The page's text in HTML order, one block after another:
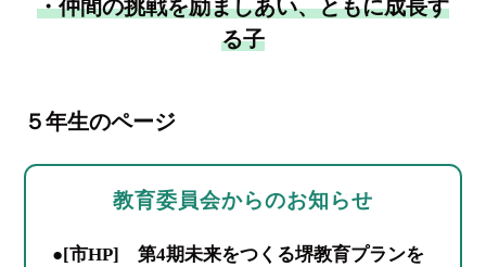
・仲間の挑戦を励ましあい、ともに成長す
る子
５年生のページ
教育委員会からのお知らせ
●[市HP] 第4期未来をつくる堺教育プランを